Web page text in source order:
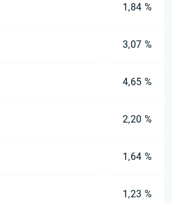
1,84 %
3,07 %
4,65 %
2,20 %
1,64 %
1,23 %